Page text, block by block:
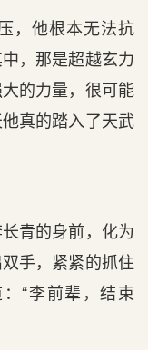
，他根本无法抗
，那是超越玄力
的力量，很可能
真的踏入了天武
青的身前，化为
手，紧紧的抓住
“李前辈，结束